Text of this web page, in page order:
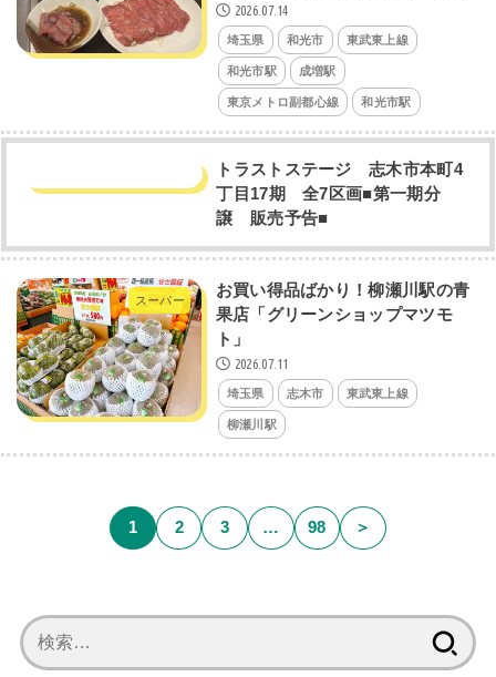
2026.07.14
埼玉県 和光市 東武東上線
和光市駅 成増駅
東京メトロ副都心線 和光市駅
トラストステージ 志木市本町4
丁目17期 全7区画■第一期分
譲 販売予告■
スーパー
お買い得品ばかり！柳瀬川駅の青
果店「グリーンショップマツモ
ト」
2026.07.11
埼玉県 志木市 東武東上線
柳瀬川駅
1 2 3 … 98 ＞
索: